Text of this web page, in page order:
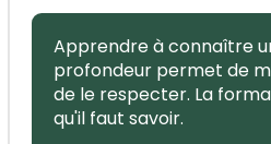
Apprendre à connaître
profondeur permet de
de le respecter. La
qu'il faut savoir.